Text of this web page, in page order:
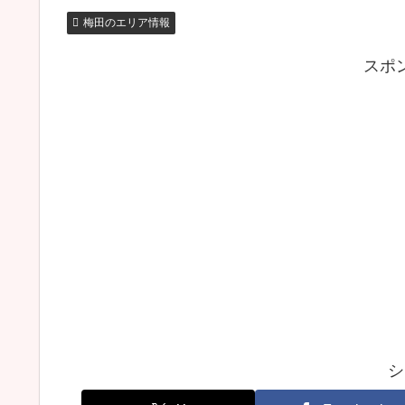
梅田のエリア情報
スポ